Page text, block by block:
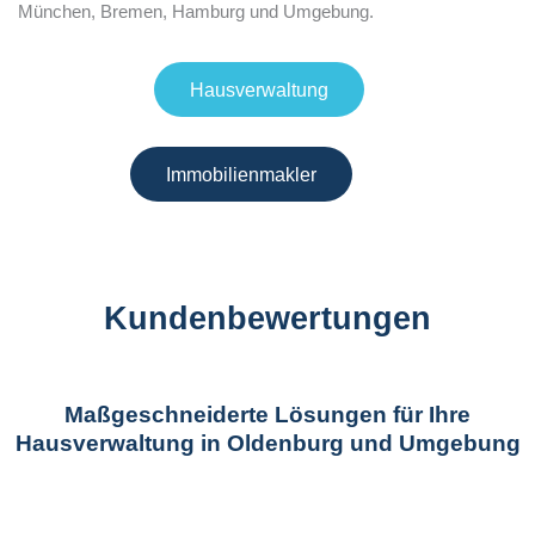
München, Bremen, Hamburg und Umgebung.
Hausverwaltung
Immobilienmakler
Kundenbewertungen
Maßgeschneiderte Lösungen für Ihre
Hausverwaltung in Oldenburg und Umgebung